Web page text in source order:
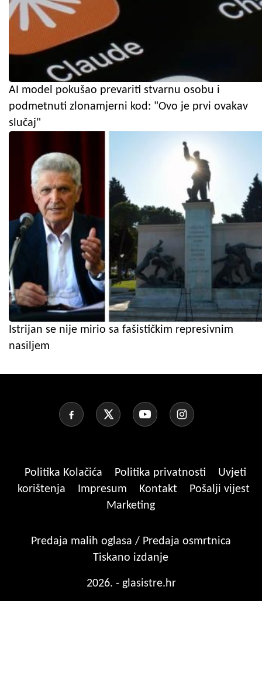
AI model pokušao prevariti stvarnu osobu i
podmetnuti zlonamjerni kod: "Ovo je prvi ovakav
slučaj"
Istrijan se nije mirio sa fašističkim represivnim
nasiljem
Politika Kolačića Politika privatnosti
Uvjeti
korištenja
Impresum Kontakt
Pošalji vijest
Marketing
Predaja malih oglasa / Predaja osmrtnica
Tiskano izdanje
2026. - glasistre.hr